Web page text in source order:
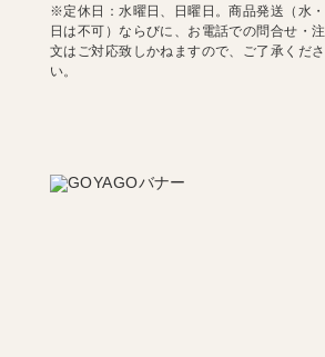
※定休日：水曜日、日曜日。商品発送（水・
日は不可）ならびに、お電話での問合せ・注
文はご対応致しかねますので、ご了承くださ
い。